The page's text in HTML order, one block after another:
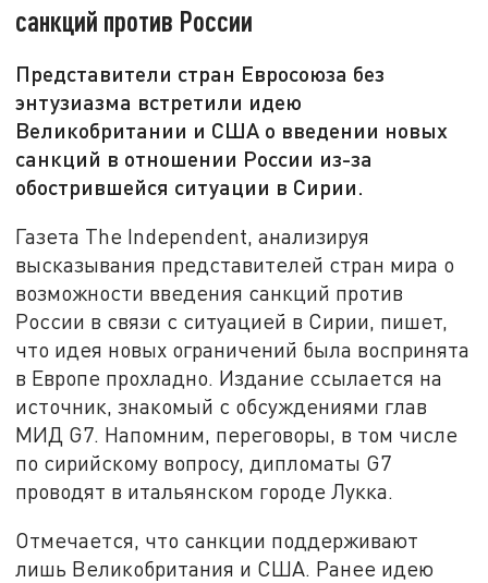
санкций против России
Представители стран Евросоюза без
энтузиазма встретили идею
Великобритании и США о введении новых
санкций в отношении России из-за
обострившейся ситуации в Сирии.
Газета The Independent, анализируя
высказывания представителей стран мира о
возможности введения санкций против
России в связи с ситуацией в Сирии, пишет,
что идея новых ограничений была воспринята
в Европе прохладно. Издание ссылается на
источник, знакомый с обсуждениями глав
МИД G7. Напомним, переговоры, в том числе
по сирийскому вопросу, дипломаты G7
проводят в итальянском городе Лукка.
Отмечается, что санкции поддерживают
лишь Великобритания и США. Ранее идею